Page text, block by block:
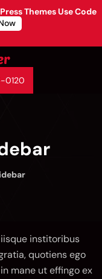
0120
institoribus
quotiens ego
mane ut effingo ex
Themes Use Code